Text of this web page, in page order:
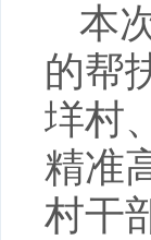
本
的帮
垟村
精准
村干